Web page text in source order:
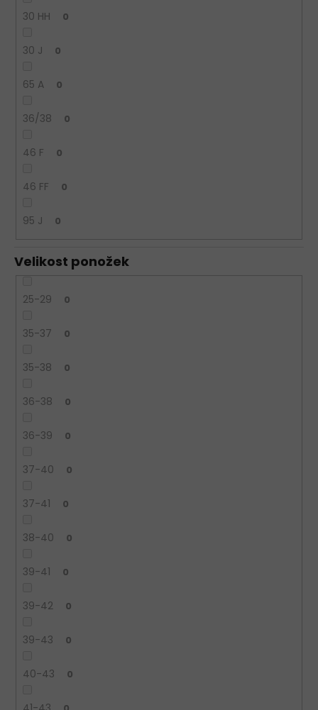
30 HH 0
30 J 0
65 A 0
36/38 0
46 F 0
46 FF 0
95 J 0
Velikost ponožek
25-29 0
35-37 0
35-38 0
36-38 0
36-39 0
37-40 0
37-41 0
38-40 0
39-41 0
39-42 0
39-43 0
40-43 0